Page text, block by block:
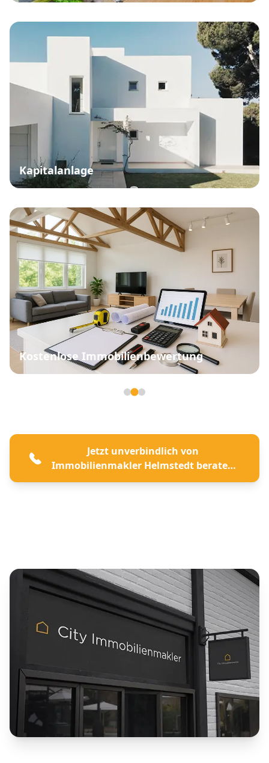
Kapitalanlage
Kostenlose Immobilienbewertung
Jetzt unverbindlich von
Immobilienmakler Helmstedt beraten
lassen